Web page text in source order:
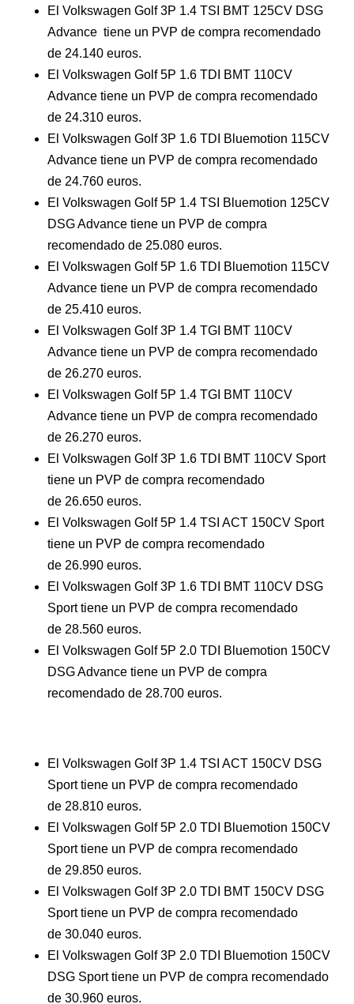
El Volkswagen Golf 3P 1.4 TSI BMT 125CV DSG
Advance tiene un PVP de compra recomendado
de 24.140 euros.
El Volkswagen Golf 5P 1.6 TDI BMT 110CV
Advance tiene un PVP de compra recomendado
de 24.310 euros.
El Volkswagen Golf 3P 1.6 TDI Bluemotion 115CV
Advance tiene un PVP de compra recomendado
de 24.760 euros.
El Volkswagen Golf 5P 1.4 TSI Bluemotion 125CV
DSG Advance tiene un PVP de compra
recomendado de 25.080 euros.
El Volkswagen Golf 5P 1.6 TDI Bluemotion 115CV
Advance tiene un PVP de compra recomendado
de 25.410 euros.
El Volkswagen Golf 3P 1.4 TGI BMT 110CV
Advance tiene un PVP de compra recomendado
de 26.270 euros.
El Volkswagen Golf 5P 1.4 TGI BMT 110CV
Advance tiene un PVP de compra recomendado
de 26.270 euros.
El Volkswagen Golf 3P 1.6 TDI BMT 110CV Sport
tiene un PVP de compra recomendado
de 26.650 euros.
El Volkswagen Golf 5P 1.4 TSI ACT 150CV Sport
tiene un PVP de compra recomendado
de 26.990 euros.
El Volkswagen Golf 3P 1.6 TDI BMT 110CV DSG
Sport tiene un PVP de compra recomendado
de 28.560 euros.
El Volkswagen Golf 5P 2.0 TDI Bluemotion 150CV
DSG Advance tiene un PVP de compra
recomendado de 28.700 euros.
El Volkswagen Golf 3P 1.4 TSI ACT 150CV DSG
Sport tiene un PVP de compra recomendado
de 28.810 euros.
El Volkswagen Golf 5P 2.0 TDI Bluemotion 150CV
Sport tiene un PVP de compra recomendado
de 29.850 euros.
El Volkswagen Golf 3P 2.0 TDI BMT 150CV DSG
Sport tiene un PVP de compra recomendado
de 30.040 euros.
El Volkswagen Golf 3P 2.0 TDI Bluemotion 150CV
DSG Sport tiene un PVP de compra recomendado
de 30.960 euros.